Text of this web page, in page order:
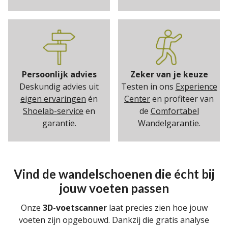
Persoonlijk advies
Deskundig advies uit
eigen ervaringen én
Shoelab-service en
garantie.
Zeker van je keuze
Testen in ons Experience
Centeren profiteer van
de Comfortabel
Wandelgarantie.
Vind de wandelschoenen die écht bij
jouw voeten passen
Onze 3D-voetscannerlaat precies zien hoe jouw
voeten zijn opgebouwd. Dankzij die gratis analyse